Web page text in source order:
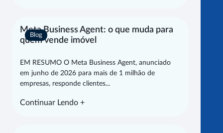
Blog
Meta Business Agent: o que muda para
quem vende imóvel
EM RESUMO O Meta Business Agent, anunciado
em junho de 2026 para mais de 1 milhão de
empresas, responde clientes...
Continuar Lendo +